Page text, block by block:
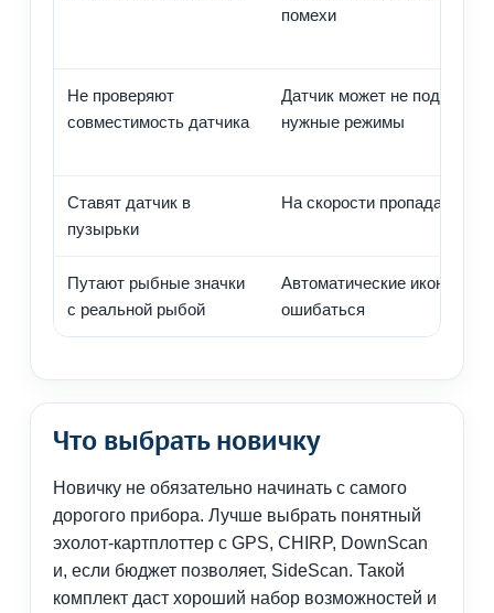
помехи
Не проверяют
совместимость датчика
Датчик может не
нужные режимы
Ставят датчик в
пузырьки
На скорости пропадает
Путают рыбные значки
с реальной рыбой
Автоматические иконки
ошибаться
Что выбрать новичку
Новичку не обязательно начинать с самого
дорогого прибора. Лучше выбрать понятный
эхолот-картплоттер с GPS, CHIRP, DownScan
и, если бюджет позволяет, SideScan. Такой
комплект даст хороший набор возможностей и